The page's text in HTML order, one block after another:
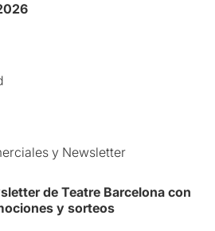
y Newsletter
de Teatre Barcelona con
y sorteos